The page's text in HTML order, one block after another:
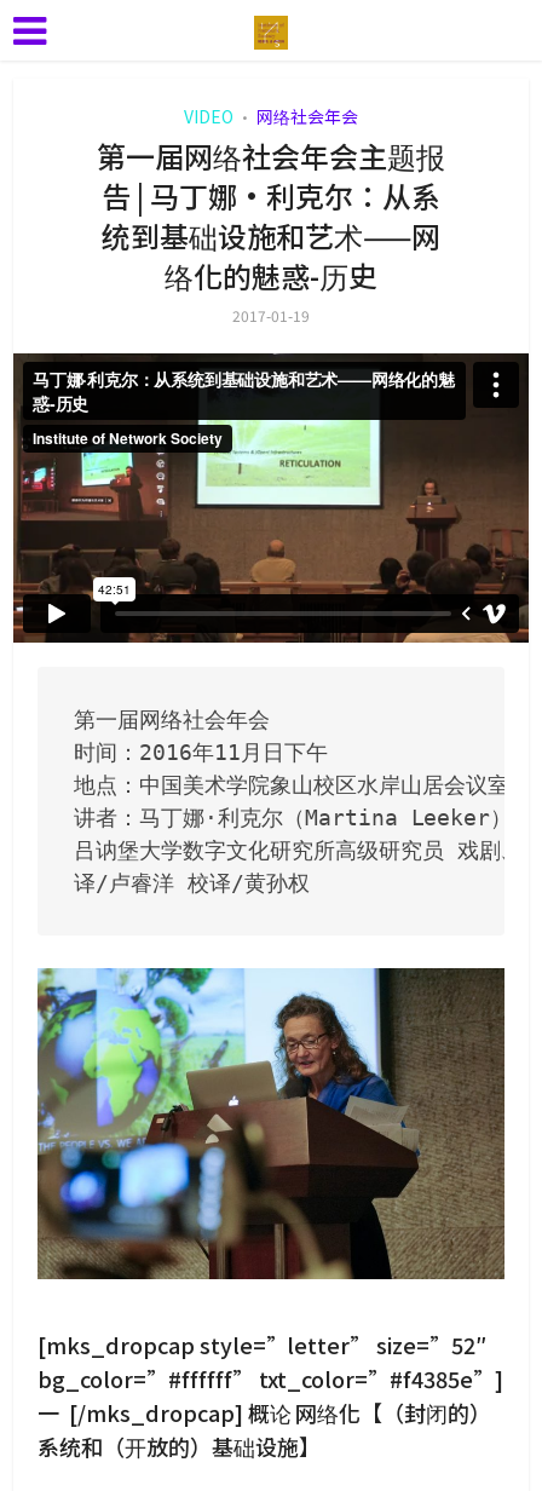
VIDEO • 网络社会年会
第一届网络社会年会主题报
告 | 马丁娜·利克尔：从系
统到基础设施和艺术——网
络化的魅惑-历史
2017-01-19
第一届网络社会年会
时间：2016年11月日下午
地点：中国美术学院象山校区水岸山居会议室
讲者：马丁娜·利克尔（Martina Leeker）
吕讷堡大学数字文化研究所高级研究员 戏剧、
译/卢睿洋 校译/黄孙权
[mks_dropcap style=”letter” size=”52″
bg_color=”#ffffff” txt_color=”#f4385e”]
一 [/mks_dropcap]概论网络化【（封闭的）
系统和（开放的）基础设施】